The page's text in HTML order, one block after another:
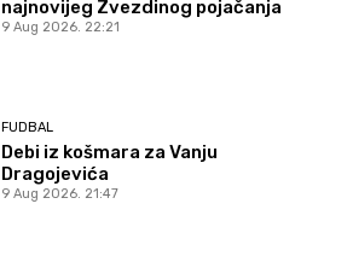
najnovijeg Zvezdinog pojačanja
9 Aug 2026. 22:21
FUDBAL
Debi iz košmara za Vanju
Dragojevića
9 Aug 2026. 21:47